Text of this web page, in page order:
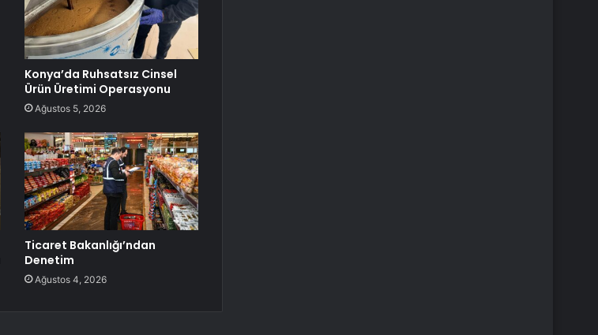
Konya’da Ruhsatsız Cinsel
Ürün Üretimi Operasyonu
Ağustos 5, 2026
Ticaret Bakanlığı’ndan
Denetim
Ağustos 4, 2026